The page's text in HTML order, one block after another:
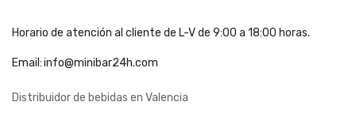
Horario de atención al cliente de L-V de 9:00 a 18:00 horas.
Email:info@minibar24h.com
Distribuidor de bebidas en Valencia